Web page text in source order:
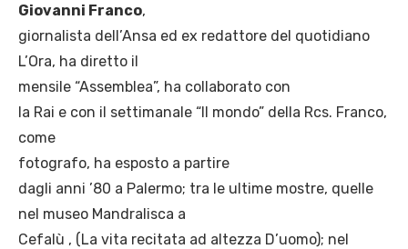
Giovanni Franco,
giornalista dell’Ansa ed ex redattore del quotidiano
L’Ora, ha diretto il
mensile “Assemblea”, ha collaborato con
la Rai e con il settimanale “Il mondo” della Rcs. Franco,
come
fotografo, ha esposto a partire
dagli anni ’80 a Palermo; tra le ultime mostre, quelle
nel museo Mandralisca a
Cefalù , (La vita recitata ad altezza D’uomo); nel